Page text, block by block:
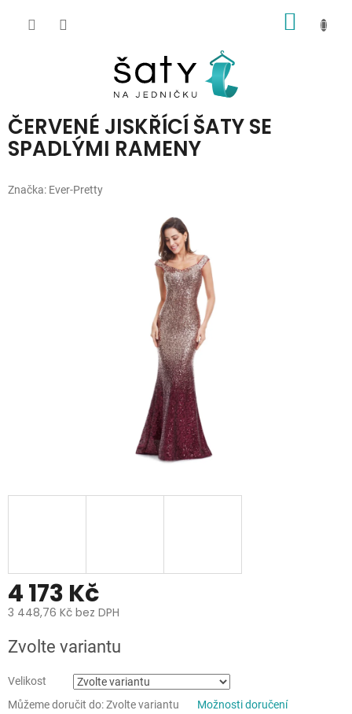
ČERVENÉ JISKŘÍCÍ ŠATY SE
SPADLÝMI RAMENY
Značka: Ever-Pretty
4 173 Kč
3 448,76 Kč bez DPH
cena:
Zvolte variantu
Velikost
Můžeme doručit do:Zvolte variantu Možnosti doručení